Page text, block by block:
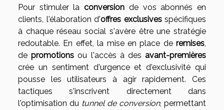
Pour stimuler laconversion de vos abonnés en
clients, l'élaboration d'offres exclusivesspécifiques
à chaque réseau social s'avère être une stratégie
redoutable. En effet, la mise en place de remises,
depromotions ou l'accès à desavant-premières
crée un sentiment d'urgence et d'exclusivité qui
pousse les utilisateurs à agir rapidement. Ces
tactiques s'inscrivent directement dans
l'optimisation du tunnel de conversion, permettant